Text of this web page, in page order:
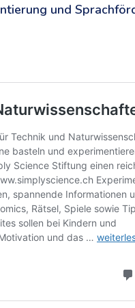
und